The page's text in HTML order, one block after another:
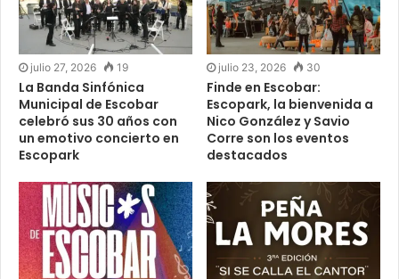
julio 27, 2026 19
La Banda Sinfónica
Municipal de Escobar
celebró sus 30 años con
un emotivo concierto en
Escopark
julio 23, 2026 30
Finde en Escobar:
Escopark, la bienvenida a
Nico González y Savio
Corre son los eventos
destacados